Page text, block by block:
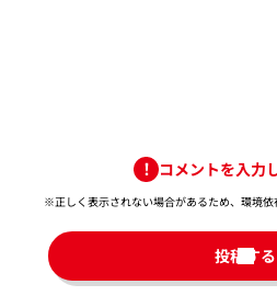
コメントを入力
※正しく表示されない場合があるため、環境依
投稿する